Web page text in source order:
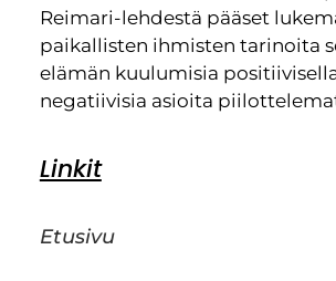
Reimari-lehdestä pääset
paikallisten ihmisten tarinoita
elämän kuulumisia
negatiivisia asioita
Linkit
Etusivu